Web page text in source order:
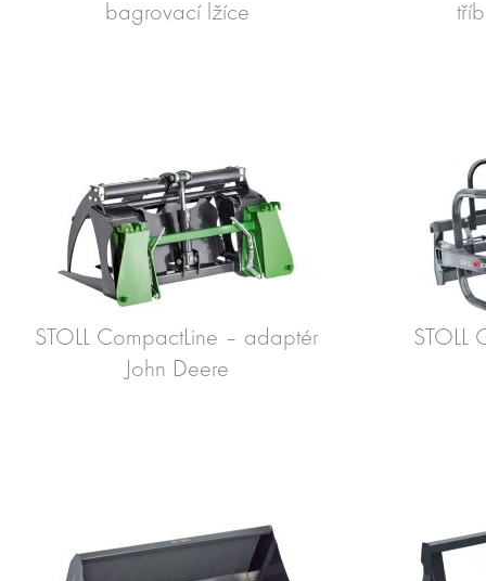
bagrovací lžíce
STOLL CompactLine – adaptér
John Deere
STOLL